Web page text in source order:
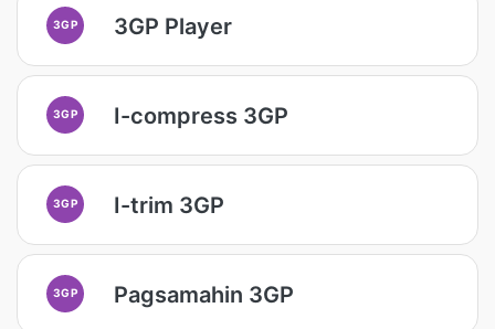
3GP 3GP Player
3GP I-compress 3GP
3GP I-trim 3GP
3GP Pagsamahin 3GP